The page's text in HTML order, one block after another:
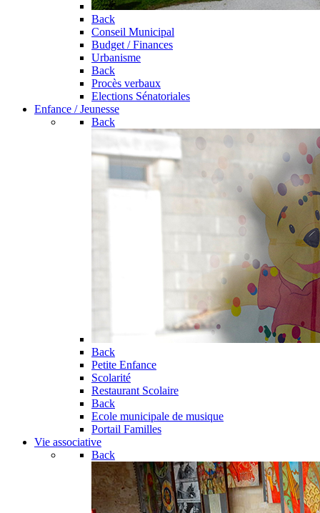
Back
Conseil Municipal
Budget / Finances
Urbanisme
Back
Procès verbaux
Elections Sénatoriales
Enfance / Jeunesse
Back
Back
Petite Enfance
Scolarité
Restaurant Scolaire
Back
Ecole municipale de musique
Portail Familles
Vie associative
Back